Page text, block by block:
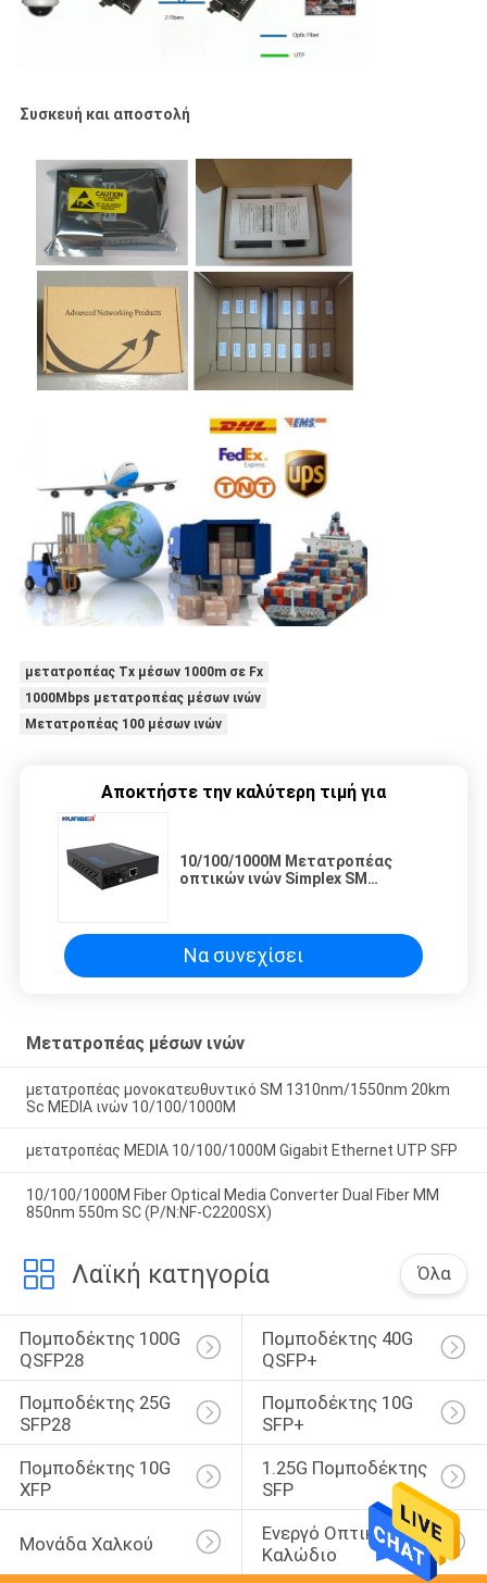
Συσκευή και αποστολή
μετατροπέας Tx μέσων 1000m σε Fx
1000Mbps μετατροπέας μέσων ινών
Μετατροπέας 100 μέσων ινών
Αποκτήστε την καλύτερη τιμή για
10/100/1000M Μετατροπέας
οπτικών ινών Simplex SM
Να συνεχίσει
Μετατροπέας μέσων ινών
μετατροπέας μονοκατευθυντικό SM 1310nm/1550nm 20km
Sc MEDIA ινών 10/100/1000M
μετατροπέας MEDIA 10/100/1000M Gigabit Ethernet UTP SFP
10/100/1000M Fiber Optical Media Converter Dual Fiber MM
850nm 550m SC (P/N:NF-C2200SX)
Λαϊκή κατηγορία Όλα
Πομποδέκτης 100G
QSFP28
Πομποδέκτης 40G
QSFP+
Πομποδέκτης 25G
SFP28
Πομποδέκτης 10G
SFP+
Πομποδέκτης 10G
XFP
1.25G Πομποδέκτης
SFP
Μονάδα Χαλκού
Ενεργό Οπτικό
Καλώδιο